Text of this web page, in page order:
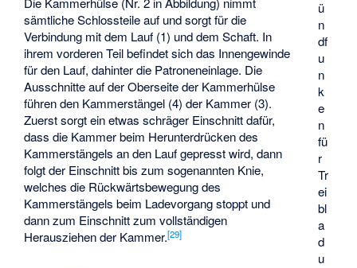
ü
n
df
u
n
k
e
n
fü
r
Tr
ei
bl
a
d
u
sämtliche Schlossteile auf und sorgt für die
Verbindung mit dem Lauf (1) und dem Schaft. In
ihrem vorderen Teil befindet sich das Innengewinde
für den Lauf, dahinter die Patroneneinlage. Die
Ausschnitte auf der Oberseite der Kammerhülse
führen den Kammerstängel (4) der Kammer (3).
Zuerst sorgt ein etwas schräger Einschnitt dafür,
dass die Kammer beim Herunterdrücken des
Kammerstängels an den Lauf gepresst wird, dann
folgt der Einschnitt bis zum sogenannten Knie,
welches die Rückwärtsbewegung des
Kammerstängels beim Ladevorgang stoppt und
dann zum Einschnitt zum vollständigen
Herausziehen der Kammer.[29]